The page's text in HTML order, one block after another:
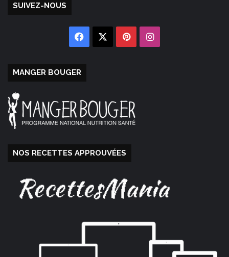
SUIVEZ-NOUS
Facebook PinterestInstagram
MANGER BOUGER
NOS RECETTES APPROUVÉES